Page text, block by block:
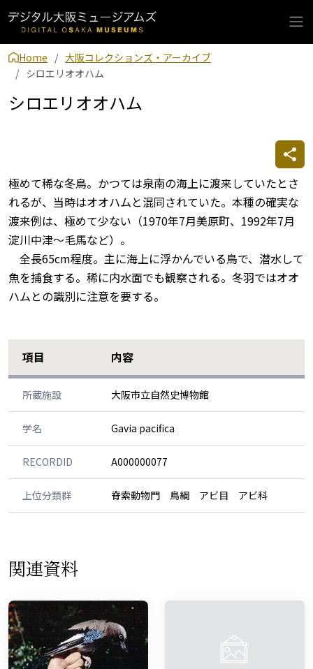
Home
大阪コレクションズ・アーカイブ
シロエリオオハム
シロエリオオハム
極めて稀な冬鳥。かつては泉南の海上に渡来していたとさ
れるが、当時はオオハムと混同されていた。本種の確実な
渡来例は、極めて少ない（1970年7月美原町、1992年7月
淀川中津～毛馬など）。
全長65cm程度。主に海上に浮かんでいる鳥で、潜水して
魚を捕食する。稀に内水面でも観察される。冬羽ではオオ
ハムとの識別に注意を要する。
項目 内容
所蔵施設 大阪市立自然史博物館
学名 Gavia pacifica
RECORDID A000000077
上位分類群 脊索動物門 鳥綱 アビ目 アビ科
関連資料